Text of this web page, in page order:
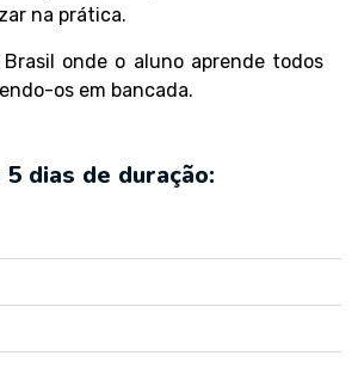
na prática.
onde o aluno aprende todos
os em bancada.
dias de duração: